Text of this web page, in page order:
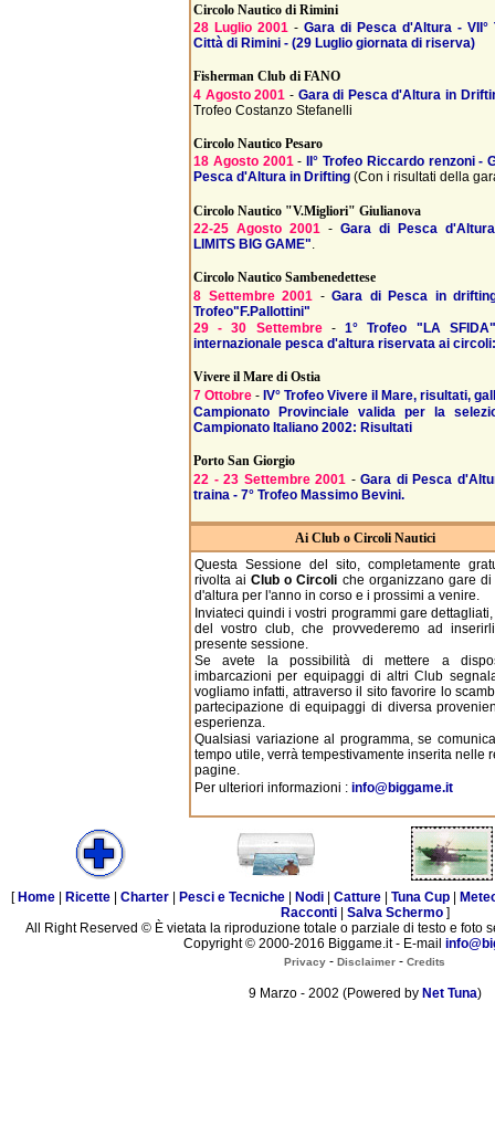
Circolo Nautico di Rimini
28 Luglio 2001 - Gara di Pesca d'Altura - VII°
Città di Rimini - (29 Luglio giornata di riserva)
Fisherman Club di FANO
4 Agosto 2001 - Gara di Pesca d'Altura in
Trofeo Costanzo Stefanelli
Circolo Nautico Pesaro
18 Agosto 2001-
II° Trofeo Riccardo renzoni -
Pesca d'Altura in Drifting (Con i risultati della
Circolo Nautico "V.Migliori" Giulianova
22-25 Agosto 2001 - Gara di Pesca
LIMITS BIG GAME".
Circolo Nautico Sambenedettese
8 Settembre 2001 - Gara di Pesca in
Trofeo"F.Pallottini"
29 - 30 Settembre-1° Trofeo "LA
internazionale pesca d'altura riservata ai circoli:
Vivere il Mare di Ostia
7 Ottobre - IV° Trofeo Vivere il Mare, risultati,
Campionato Provinciale valida per la
Campionato Italiano 2002: Risultati
Porto San Giorgio
22 - 23 Settembre 2001 - Gara di Pesca
traina - 7° Trofeo Massimo Bevini.
Ai Club o Circoli Nautici
Questa Sessione del sito, completamente
rivolta aiClub o Circoli che organizzano gare di
d'altura per l'anno in corso e i prossimi a venire.
Inviateci quindi i vostri programmi gare
del vostro club, che provvederemo ad
presente sessione.
Se avete la possibilità di mettere a
imbarcazioni per equipaggi di altri Club
vogliamo infatti, attraverso il sito favorire lo
partecipazione di equipaggi di diversa
esperienza.
Qualsiasi variazione al programma, se
tempo utile, verrà tempestivamente inserita nelle
pagine.
Per ulteriori informazioni : info@biggame.it
[ Home Ricette Charter Pesci e Tecniche Nodi Catture Tuna Cup
Racconti| Salva Schermo]
All Right Reserved © È vietata la riproduzione totale o parziale di testo e foto
Copyright © 2000-2016 Biggame.it - E-mail
Privacy - Disclaimer - Credits
9 Marzo - 2002 (Powered by Net Tuna)